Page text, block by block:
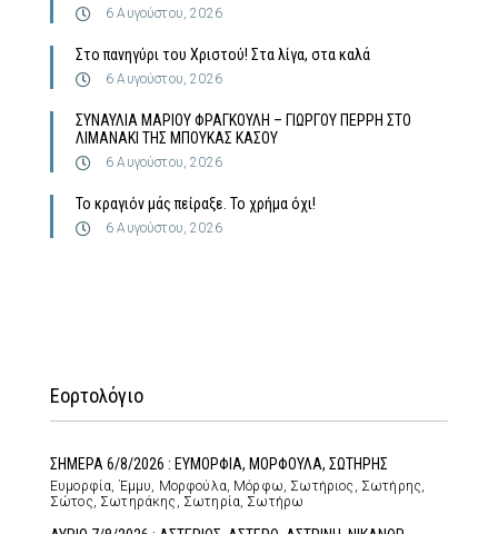
6 Αυγούστου, 2026
Στο πανηγύρι του Χριστού! Στα λίγα, στα καλά
6 Αυγούστου, 2026
ΣΥΝΑΥΛΙΑ ΜΑΡΙΟΥ ΦΡΑΓΚΟΥΛΗ – ΓΙΩΡΓΟΥ ΠΕΡΡΗ ΣΤΟ
ΛΙΜΑΝΑΚΙ ΤΗΣ ΜΠΟΥΚΑΣ ΚΑΣΟΥ
6 Αυγούστου, 2026
Το κραγιόν μάς πείραξε. Το χρήμα όχι!
6 Αυγούστου, 2026
Εορτολόγιο
ΣΗΜΕΡΑ 6/8/2026 : ΕΥΜΟΡΦΙΑ, ΜΟΡΦΟΥΛΑ, ΣΩΤΗΡΗΣ
Ευμορφία, Έμμυ, Μορφούλα, Μόρφω, Σωτήριος, Σωτήρης,
Σώτος, Σωτηράκης, Σωτηρία, Σωτήρω